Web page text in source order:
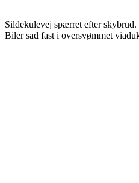
Sildekulevej spærret efter skybrud.
Biler sad fast i oversvømmet